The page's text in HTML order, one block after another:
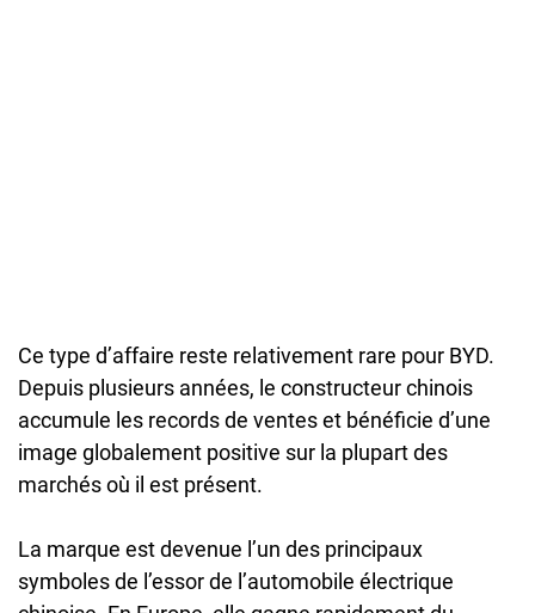
Ce type d’affaire reste relativement rare pour BYD.
Depuis plusieurs années, le constructeur chinois
accumule les records de ventes et bénéficie d’une
image globalement positive sur la plupart des
marchés où il est présent.
La marque est devenue l’un des principaux
symboles de l’essor de l’automobile électrique